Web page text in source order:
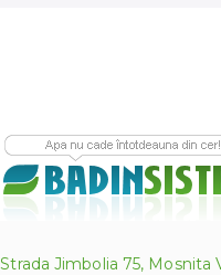
Strada Jimbolia 75, Mosnita